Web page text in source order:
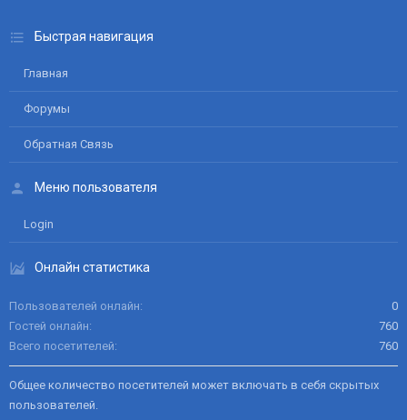
Быстрая навигация
Главная
Форумы
Обратная Связь
Меню пользователя
Login
Онлайн статистика
Пользователей онлайн
0
Гостей онлайн
760
Всего посетителей
760
Общее количество посетителей может включать в себя скрытых
пользователей.